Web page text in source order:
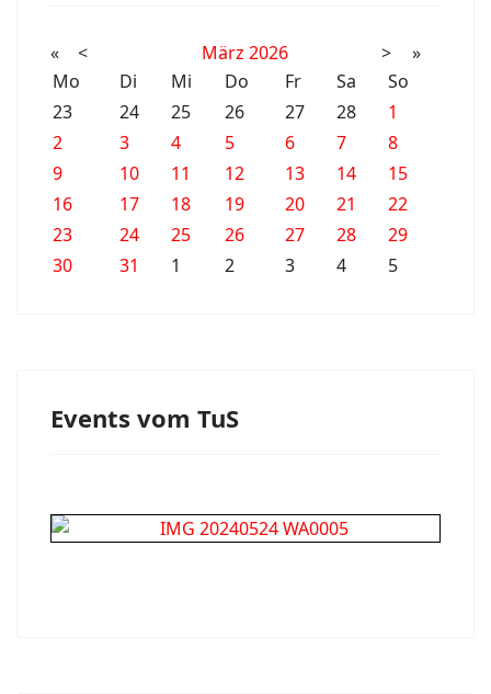
« < März 2026 >
»
Mo
Di Mi Do Fr Sa
So
23
24 25 26 27 28
1
2
3 4 5 6 7
8
9
10 11 12 13 14
15
16
17 18 19 20 21
22
23
24 25 26 27 28
29
30
31 1 2 3 4 5
Events vom TuS